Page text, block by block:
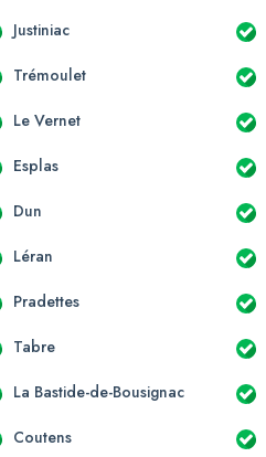
Justiniac
Trémoulet
Le Vernet
Esplas
Dun
Léran
Pradettes
Tabre
La Bastide-de-Bousignac
Coutens